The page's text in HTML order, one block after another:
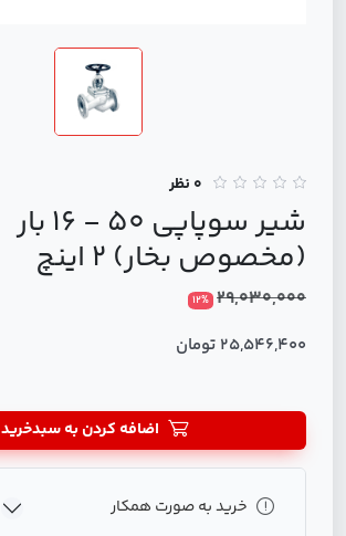
0 نظر
شیر سوپاپی 50 - 16 بار
(مخصوص بخار) 2 اینچ
29,030,000
12%
25,546,400 تومان
اضافه کردن به سبدخرید
خرید به صورت همکار